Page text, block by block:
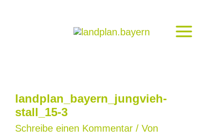
landplan_bayern_jungvieh-
stall_15-3
Schreibe einen Kommentar / Von